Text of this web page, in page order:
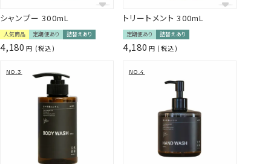
9種のボタニカル成分*⁴が指通り滑らか
な質感をキープ
シャンプーと共通の9種植物エキスが、頭皮環境を健や
かに整え、使い続けるほど髪本来の美しさを感じられ
る配合です。
シャンプー 300mL
人気商品 定期便あり 詰替えあり
4,180 税込
トリートメント 300mL
定期便あり 詰替えあり
4,180 税込